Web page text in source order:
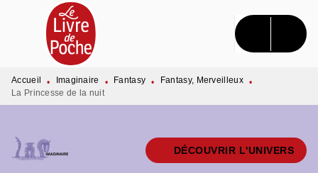
MENU RECHERCHE CONTENU
PIED DE PAGE
Accueil • Imaginaire • Fantasy • Fantasy, Merveilleux •
La Princesse de la nuit
DÉCOUVRIR L'UNIVERS